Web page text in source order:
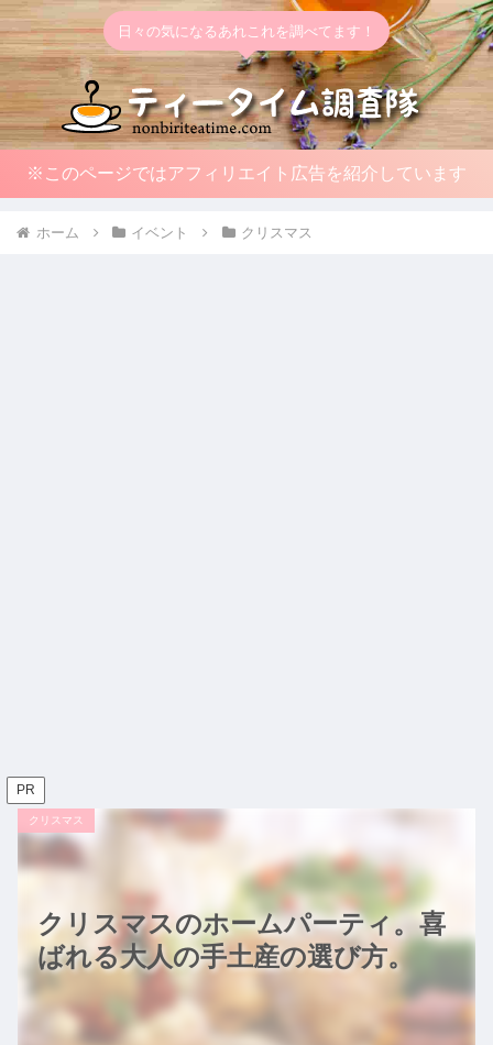
日々の気になるあれこれを調べてます！
※このページではアフィリエイト広告を紹介しています
ホーム イベント クリスマス
PR
クリスマスのホームパーティ。喜
ばれる大人の手土産の選び方。
クリスマス